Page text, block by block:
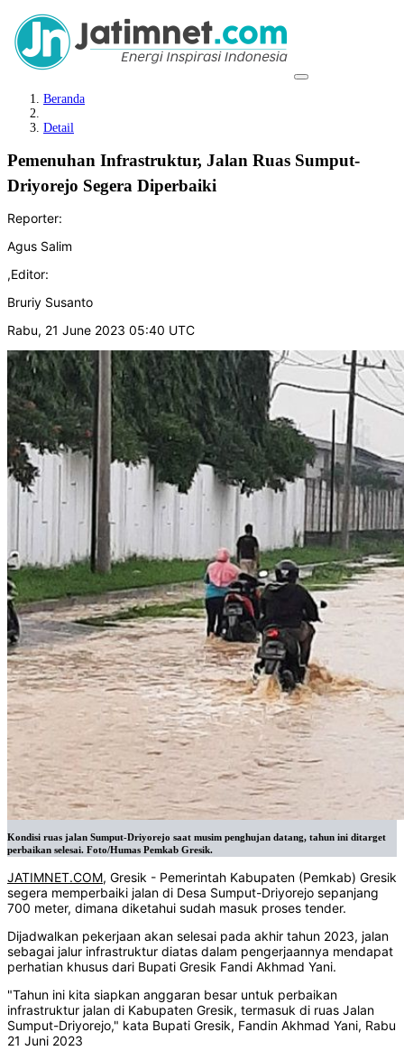
Beranda
Detail
Pemenuhan Infrastruktur, Jalan Ruas Sumput-
Driyorejo Segera Diperbaiki
Reporter:
Agus Salim
,Editor:
Bruriy Susanto
Rabu, 21 June 2023 05:40 UTC
Kondisi ruas jalan Sumput-Driyorejo saat musim penghujan datang, tahun ini ditarget
perbaikan selesai. Foto/Humas Pemkab Gresik.
JATIMNET.COM, Gresik - Pemerintah Kabupaten (Pemkab) Gresik
segera memperbaiki jalan di Desa Sumput-Driyorejo sepanjang
700 meter, dimana diketahui sudah masuk proses tender.
Dijadwalkan pekerjaan akan selesai pada akhir tahun 2023, jalan
sebagai jalur infrastruktur diatas dalam pengerjaannya mendapat
perhatian khusus dari Bupati Gresik Fandi Akhmad Yani.
"Tahun ini kita siapkan anggaran besar untuk perbaikan
infrastruktur jalan di Kabupaten Gresik, termasuk di ruas Jalan
Sumput-Driyorejo," kata Bupati Gresik, Fandin Akhmad Yani, Rabu
21 Juni 2023